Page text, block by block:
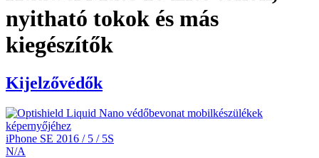
nyitható tokok és más
kiegészítők
Kijelzővédők
iPhone SE 2016 / 5 / 5S
N/A